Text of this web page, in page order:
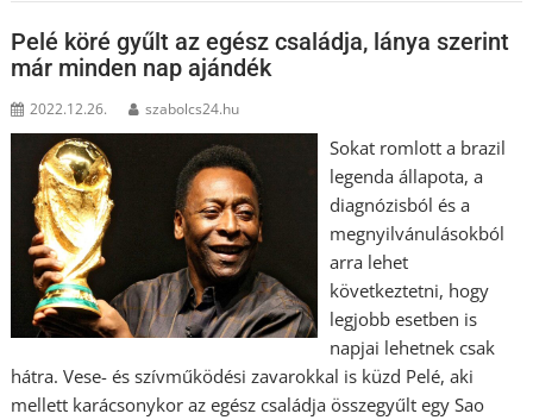
Pelé köré gyűlt az egész családja, lánya szerint
már minden nap ajándék
2022.12.26. szabolcs24.hu
Sokat romlott a brazil
legenda állapota, a
diagnózisból és a
megnyilvánulásokból
arra lehet
következtetni, hogy
legjobb esetben is
napjai lehetnek csak
hátra. Vese- és szívműködési zavarokkal is küzd Pelé, aki
mellett karácsonykor az egész családja összegyűlt egy Sao